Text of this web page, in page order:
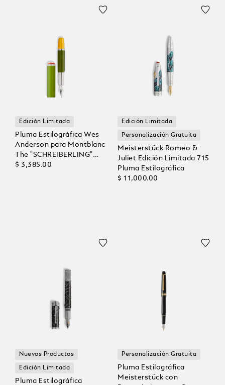
Edición Limitada
Pluma Estilográfica Wes
Anderson para Montblanc
The "SCHREIBERLING"
Edición Limitada 1969
$ 3,385.00
Edición Limitada
Personalización Gratuita
Meisterstück Romeo &
Juliet Edición Limitada 715
Pluma Estilográfica
$ 11,000.00
Nuevos Productos
Edición Limitada
Pluma Estilográfica
Personalización Gratuita
Pluma Estilográfica
Meisterstück con